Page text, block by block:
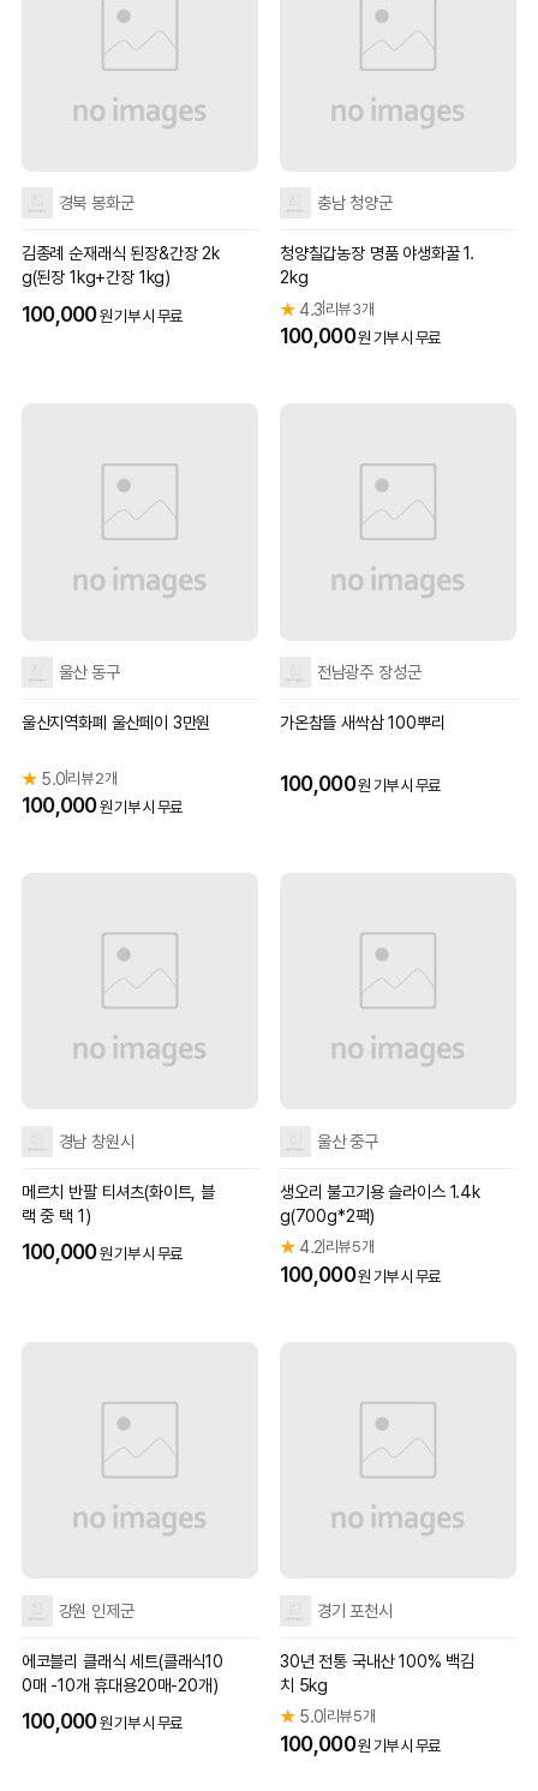
경북 봉화군
김종례 순재래식 된장&간장 2k
g(된장 1kg+간장 1kg)
100,000원 기부 시 무료
충남 청양군
청양칠갑농장 명품 야생화꿀 1.
2kg
★ 4.3 리뷰 3개
100,000원 기부 시 무료
울산 동구
울산지역화폐 울산페이 3만원
★5.0 리뷰 2개
100,000원 기부 시 무료
전남광주 장성군
가온참뜰 새싹삼 100뿌리
100,000원 기부 시 무료
경남 창원시
메르치 반팔 티셔츠(화이트, 블
랙 중 택 1)
100,000원 기부 시 무료
울산 중구
생오리 불고기용 슬라이스 1.4k
g(700g*2팩)
★ 4.2 리뷰 5개
100,000원 기부 시 무료
강원 인제군
에코블리 클래식 세트(클래식10
0매 -10개 휴대용20매-20개)
100,000원 기부 시 무료
경기 포천시
30년 전통 국내산 100% 백김
치 5kg
★ 5.0 리뷰 5개
100,000원 기부 시 무료